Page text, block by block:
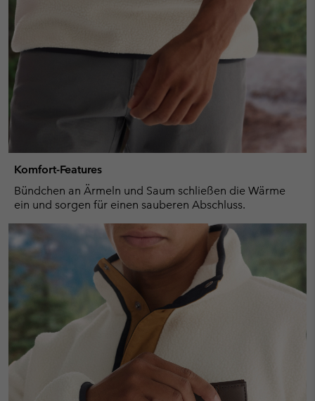
Komfort-Features
Bündchen an Ärmeln und Saum schließen die Wärme
ein und sorgen für einen sauberen Abschluss.